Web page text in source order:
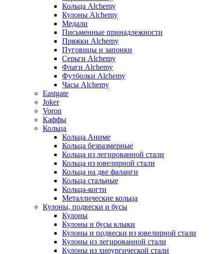
Кольца Alchemy
Кулоны Alchemy
Медали
Письменные принадлежности
Пряжки Alchemy
Пуговицы и запонки
Серьги Alchemy
Флаги Alchemy
Футболки Alchemy
Часы Alchemy
Eastgate
Joker
Voron
Каффы
Кольца
Кольца Аниме
Кольца безразмерные
Кольца из легированной стали
Кольца из ювелирной стали
Кольца на две фаланги
Кольца стальные
Кольца-когти
Металлические кольца
Кулоны, подвески и бусы
Кулоны
Кулоны и бусы клыки
Кулоны и подвески из ювелирной стали
Кулоны из легированной стали
Кулоны из хирургической стали